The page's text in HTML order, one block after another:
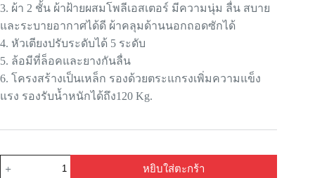
3. ผ้า 2 ชั้น ผ้าฝ้ายผสมโพลีเอสเตอร์ มีความนุ่ม ลื่น สบาย
และระบายอากาศได้ดี ผ้าคลุมด้านนอกถอดซักได้
4. หัวเตียงปรับระดับได้ 5 ระดับ
5. ล้อมีที่ล็อคและยางกันลื่น
6. โครงสร้างเป็นเหล็ก รองด้วยตระแกรงเพิ่มความแข็ง
แรง รองรับน้ำหนักได้ถึง120 Kg.
หยิบใส่ตะกร้า